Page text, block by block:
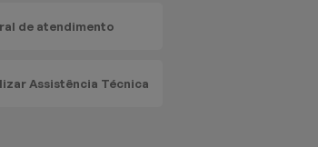
de atendimento
Assistência Técnica